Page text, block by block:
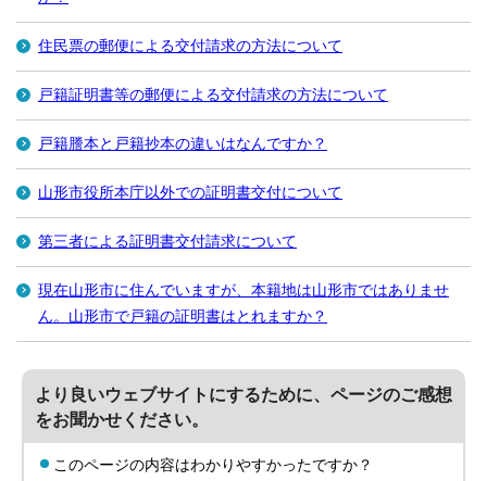
住民票の郵便による交付請求の方法について
戸籍証明書等の郵便による交付請求の方法について
戸籍謄本と戸籍抄本の違いはなんですか？
山形市役所本庁以外での証明書交付について
第三者による証明書交付請求について
現在山形市に住んでいますが、本籍地は山形市ではありませ
ん。山形市で戸籍の証明書はとれますか？
より良いウェブサイトにするために、ページのご感想
をお聞かせください。
このページの内容はわかりやすかったですか？